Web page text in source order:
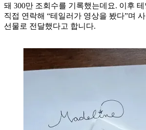
돼 300만 조회수를 기록했는데요. 이후 테
직접 연락해 “테일러가 영상을 봤다”며
선물로 전달했다고 합니다.